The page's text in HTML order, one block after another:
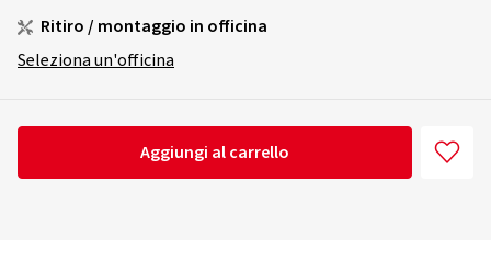
Ritiro / montaggio in officina
Seleziona un'officina
Aggiungi al carrello